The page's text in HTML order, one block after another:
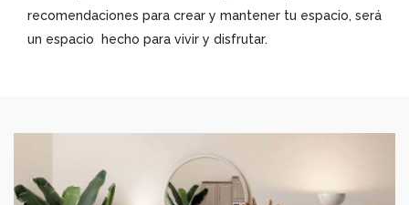
recomendaciones para crear y mantener tu espacio, será
un espacio hecho para vivir y disfrutar.